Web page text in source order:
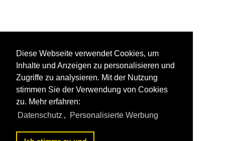
Diese Webseite verwendet Cookies, um
Inhalte und Anzeigen zu personalisieren und
Zugriffe zu analysieren. Mit der Nutzung
stimmen Sie der Verwendung von Cookies
zu. Mehr erfahren:
Datenschutz , Personalisierte Werbung